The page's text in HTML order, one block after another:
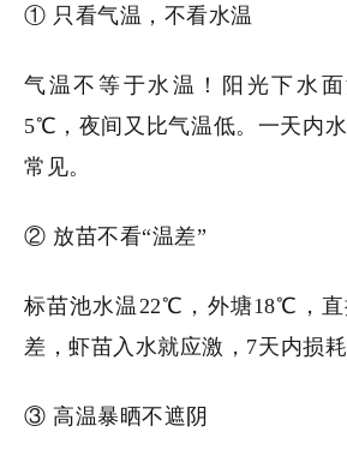
① 只看气温，不看水温
气温不等于水温！阳光下水
5℃，夜间又比气温低。一天内
常见。
② 放苗不看“温差”
标苗池水温22℃，外塘18℃，
差，虾苗入水就应激，7天内损耗
③ 高温暴晒不遮阴